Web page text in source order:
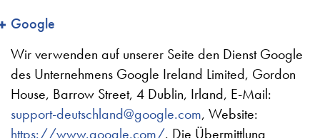
Google
Wir verwenden auf unserer Seite den Dienst Google
des Unternehmens Google Ireland Limited, Gordon
House, Barrow Street, 4 Dublin, Irland, E-Mail:
support-deutschland@google.com, Website:
https://www.google.com/. Die Übermittlung